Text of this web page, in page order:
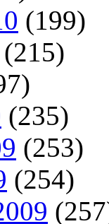
(199)
(215)
(235)
(253)
(254)